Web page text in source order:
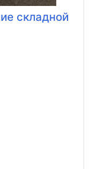
складной